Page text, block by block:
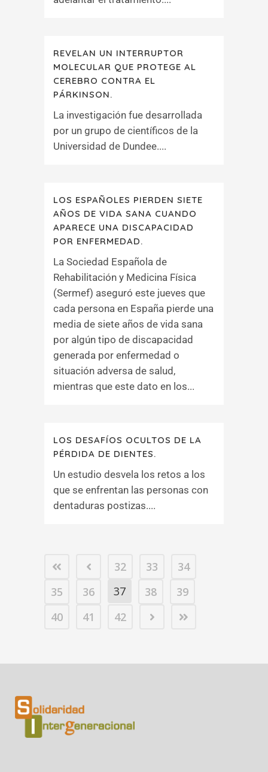
REVELAN UN INTERRUPTOR
MOLECULAR QUE PROTEGE AL
CEREBRO CONTRA EL
PÁRKINSON.
La investigación fue desarrollada
por un grupo de científicos de la
Universidad de Dundee....
LOS ESPAÑOLES PIERDEN SIETE
AÑOS DE VIDA SANA CUANDO
APARECE UNA DISCAPACIDAD
POR ENFERMEDAD.
La Sociedad Española de
Rehabilitación y Medicina Física
(Sermef) aseguró este jueves que
cada persona en España pierde una
media de siete años de vida sana
por algún tipo de discapacidad
generada por enfermedad o
situación adversa de salud,
mientras que este dato en los...
LOS DESAFÍOS OCULTOS DE LA
PÉRDIDA DE DIENTES.
Un estudio desvela los retos a los
que se enfrentan las personas con
dentaduras postizas....
32 33
34
35
36 37 38
39
40
41 42